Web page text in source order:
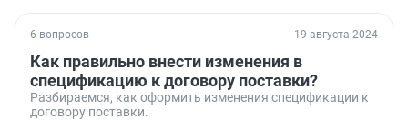
6 вопросов 19 августа 2024
Как правильно внести изменения в
спецификацию к договору поставки?
Разбираемся, как оформить изменения спецификации к
договору поставки.